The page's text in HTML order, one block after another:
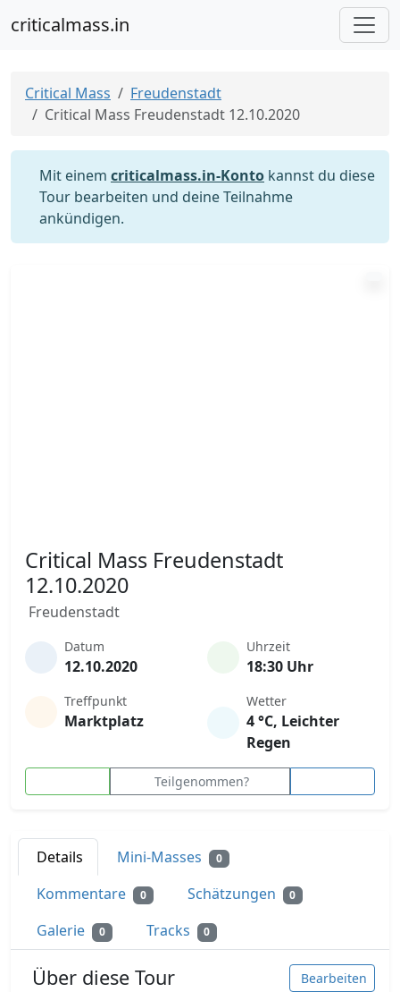
criticalmass.in
Critical Mass
Freudenstadt
Critical Mass Freudenstadt 12.10.2020
Mit einem criticalmass.in-Konto kannst du diese
Tour bearbeiten und deine Teilnahme
ankündigen.
Critical Mass Freudenstadt
12.10.2020
Freudenstadt
Datum
12.10.2020
Uhrzeit
18:30 Uhr
Treffpunkt
Marktplatz
Wetter
4 °C, Leichter
Regen
Teilgenommen?
Details Mini-Masses 0
Kommentare 0 Schätzungen 0
Galerie 0 Tracks 0
Über diese Tour Bearbeiten